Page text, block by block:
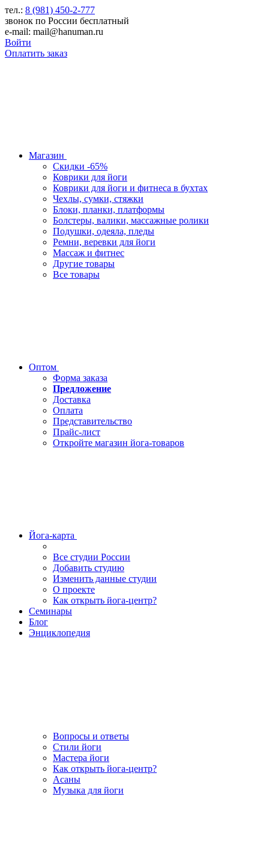
тел.: 8 (981) 450-2-777
звонок по России бесплатный
e-mail: mail@hanuman.ru
Войти
Оплатить заказ
Магазин
Скидки -65%
Коврики для йоги
Коврики для йоги и фитнеса в бухтах
Чехлы, сумки, стяжки
Блоки, планки, платформы
Болстеры, валики, массажные ролики
Подушки, одеяла, пледы
Ремни, веревки для йоги
Массаж и фитнес
Другие товары
Все товары
Оптом
Форма заказа
Предложение
Доставка
Оплата
Представительство
Прайс-лист
Откройте магазин йога-товаров
Йога-карта
Все студии России
Добавить студию
Изменить данные студии
О проекте
Как открыть йога-центр?
Семинары
Блог
Энциклопедия
Вопросы и ответы
Стили йоги
Мастера йоги
Как открыть йога-центр?
Асаны
Музыка для йоги